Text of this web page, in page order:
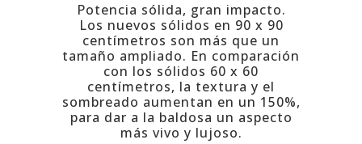
Potencia sólida, gran impacto.
Los nuevos sólidos en 90 x 90
centímetros son más que un
tamaño ampliado. En comparación
con los sólidos 60 x 60
centímetros, la textura y el
sombreado aumentan en un 150%,
para dar a la baldosa un aspecto
más vivo y lujoso.